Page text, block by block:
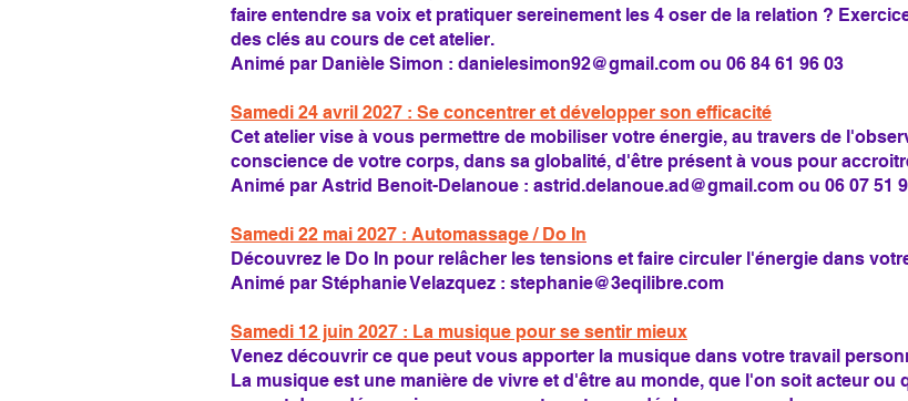
faire entendre sa voix et pratiquer sereinement les 4 oser de la relation ?
des clés au cours de cet atelier.
Animé par Danièle Simon : danielesimon92@gmail.com ou 06 84 61 96 03
Samedi 24 avril 2027 : Se concentrer et développer son efficacité
Cet atelier vise à vous permettre de mobiliser votre énergie, au travers de
conscience de votre corps, dans sa globalité, d'être présent à vous pour
Animé par Astrid Benoit-Delanoue : astrid.delanoue.ad@gmail.com ou 06 07 51
Samedi 22 mai 2027 : Automassage / Do In
Découvrez le Do In pour relâcher les tensions et faire circuler l'énergie dans
Animé par Stéphanie Velazquez : stephanie@3eqilibre.com
Samedi 12 juin 2027 : La musique pour se sentir mieux
Venez découvrir ce que peut vous apporter la musique dans votre travail
La musique est une manière de vivre et d'être au monde, que l'on soit acteur ou